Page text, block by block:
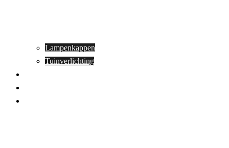
Lampenkappen
Tuinverlichting